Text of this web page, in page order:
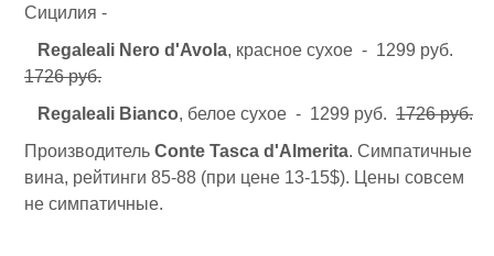
Сицилия -
Regaleali Nero d'Avola, красное сухое - 1299 руб.
1726 руб.
Regaleali Bianco, белое сухое - 1299 руб. 1726 руб.
Производитель Conte Tasca d'Almerita. Симпатичные
вина, рейтинги 85-88 (при цене 13-15$). Цены совсем
не симпатичные.